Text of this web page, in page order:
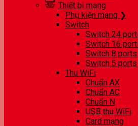
Thiết bị mạng
Phụ kiện mạng ❯
Switch
Switch 24
Switch 16
Switch 8 ports
Switch 5 ports
Thu WiFi
Chuẩn AX
Chuẩn AC
Chuẩn N
USB thu WiFi
Card mạng